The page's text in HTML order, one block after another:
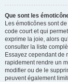
Que sont les
Les émoticônes sont
code court et qui
exprime la joie, alors
consulter la liste
Essayez cependant de
rapidement rendre un
modifier ou de le
peuvent également